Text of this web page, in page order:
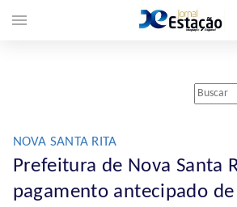
NOVA SANTA RITA
Prefeitura de Nova Santa
pagamento antecipado
menu